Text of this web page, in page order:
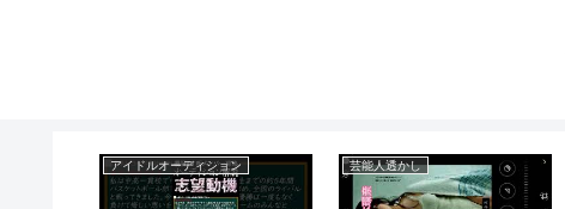
アイドルオーディション 芸能人透かし